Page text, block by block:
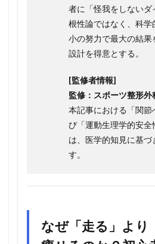
者に「怪我をしないダ
根性論ではなく、科
小の努力で最大の結果
設計を得意とする。
[監修者情報]
監修：スポーツ整形外
本記事における「関節
び「運動生理学的安全
は、医学的知見に基づ
す。
なぜ「走る」より